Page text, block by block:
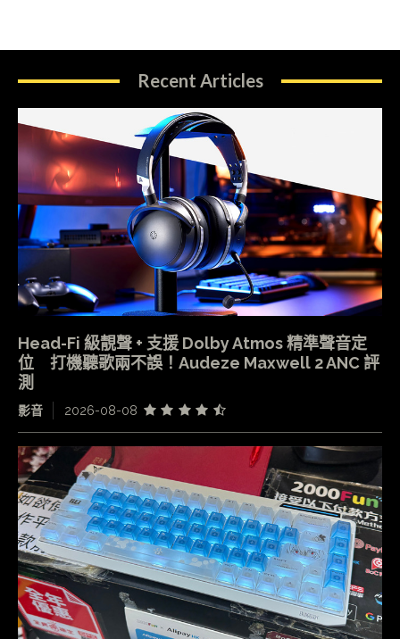
Recent Articles
Head-Fi 級靚聲 + 支援 Dolby Atmos 精準聲音定
位 打機聽歌兩不誤！Audeze Maxwell 2 ANC 評
測
影音 2026-08-08